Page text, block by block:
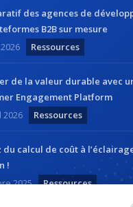
des agences de
B2B sur mesure
Ressources
de la valeur durable avec
Engagement Platform
2026
Ressources
du calcul de coût à
!
2025
Ressources